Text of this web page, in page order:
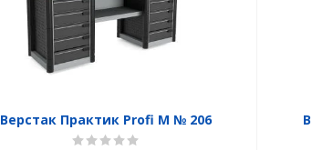
Верстак Практик Profi M № 206